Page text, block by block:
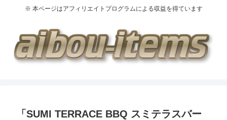
※ 本ページはアフィリエイトプログラムによる収益を得ています
「SUMI TERRACE BBQ スミテラスバー